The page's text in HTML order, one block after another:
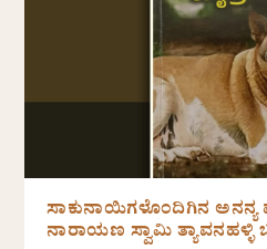
ಸಾಕುನಾಯಿಗಳೊಂದಿಗಿನ ಅನನ್ಯ
ನಾರಾಯಣ ಸ್ವಾಮಿ ತ್ಯಾವನಹಳ್ಳಿ